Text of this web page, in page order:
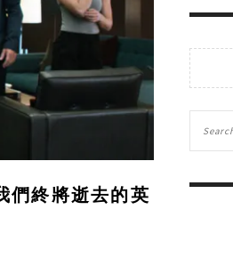
們終將逝去的英